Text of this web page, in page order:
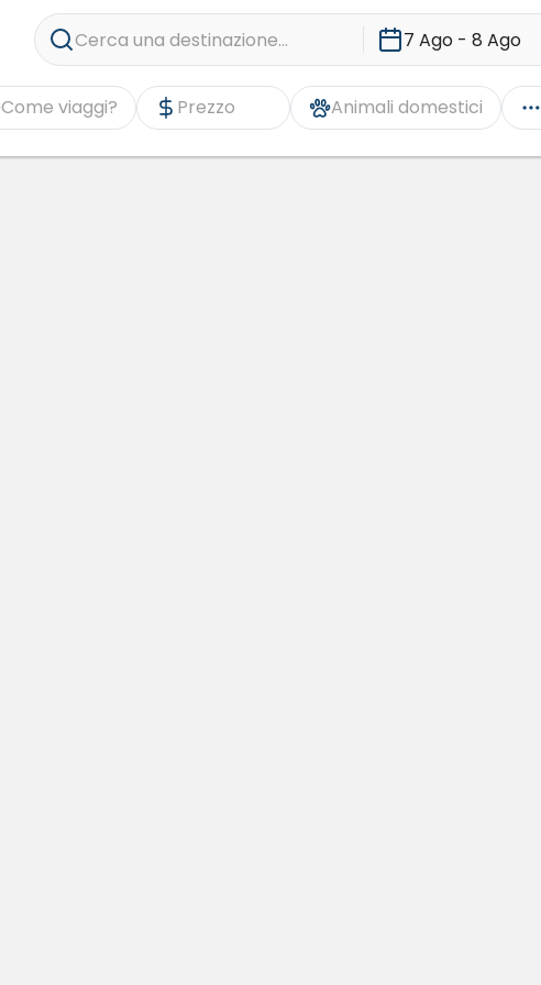
Cerca una destinazione... 7 Ago - 8 Ago
Come viaggi? Prezzo Animali domestici